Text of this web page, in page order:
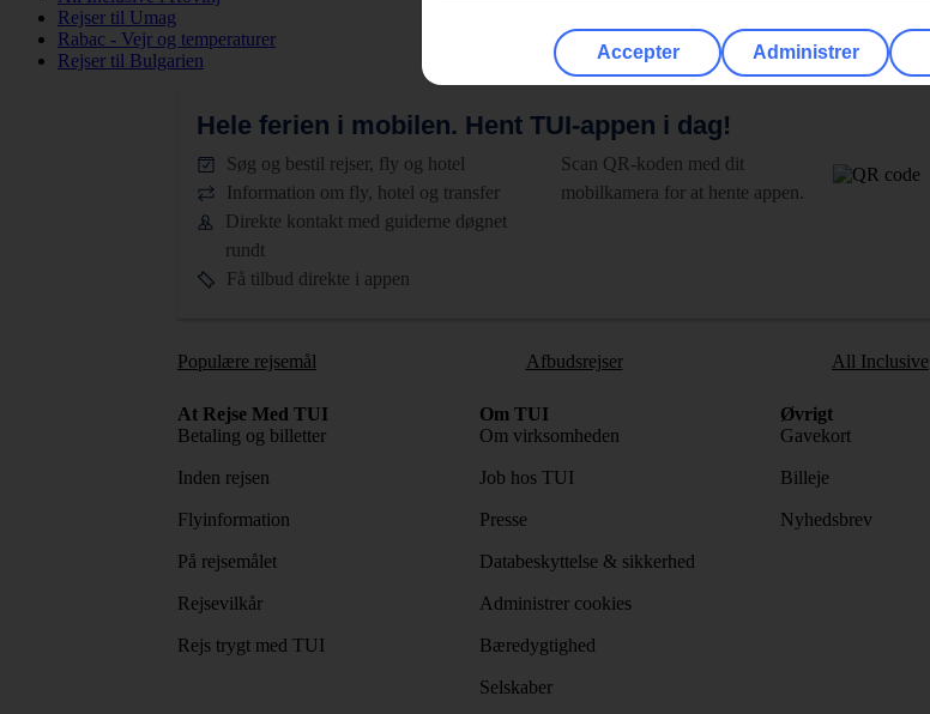
Rejser til Umag
Rabac - Vejr og temperaturer
Rejser til Bulgarien
Hele ferien i mobilen. Hent TUI-appen i dag!
Søg og bestil rejser, fly og hotel
Information om fly, hotel og transfer
Direkte kontakt med guiderne døgnet
rundt
Få tilbud direkte i appen
Scan QR-koden med dit
mobilkamera for at hente appen.
Populære rejsemål Afbudsrejser All Inclusive
At Rejse Med TUI
Betaling og billetter
Inden rejsen
Flyinformation
På rejsemålet
Rejsevilkår
Rejs trygt med TUI
Om TUI
Om virksomheden
Job hos TUI
Presse
Databeskyttelse & sikkerhed
Administrer cookies
Bæredygtighed
Selskaber
Øvrigt
Gavekort
Billeje
Nyhedsbrev
Accepter Administrer